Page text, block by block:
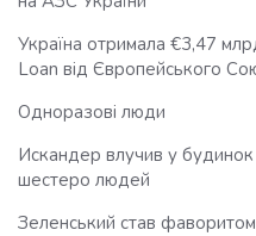
Україна отримала €3,47
Loan від Європейського
Одноразові люди
Искандер влучив у
шестеро людей
Зеленський став